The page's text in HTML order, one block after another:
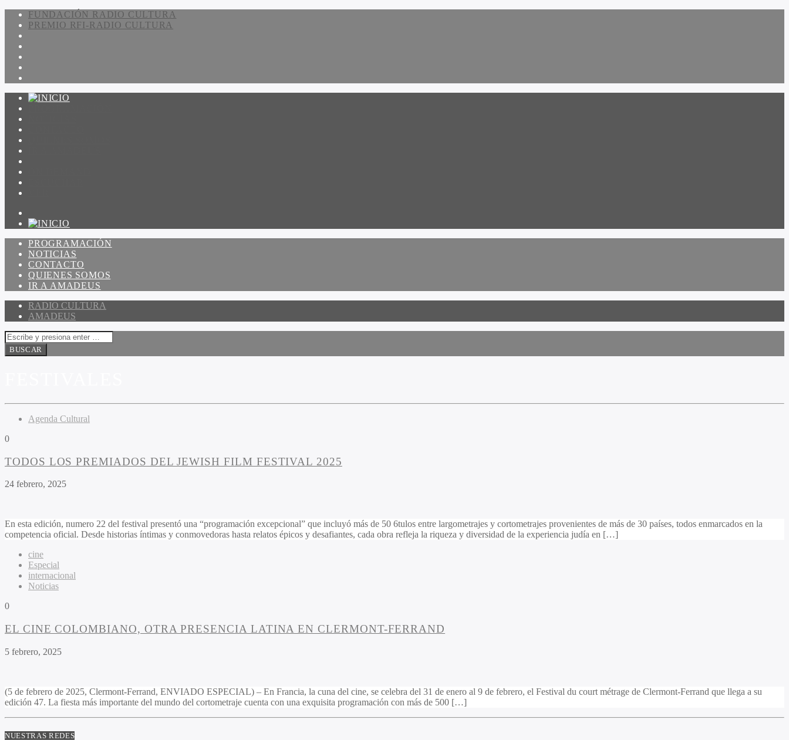
FUNDACIÓN RADIO CULTURA
PREMIO RFI-RADIO CULTURA
PROGRAMACIÓN
NOTICIAS
CONTACTO
QUIENES SOMOS
IR A AMADEUS
RADIO CULTURA
AMADEUS
Agenda Cultural
0
TODOS LOS PREMIADOS DEL JEWISH FILM FESTIVAL 2025
24 febrero, 2025
En esta edición, numero 22 del festival presentó una “programación excepcional” que incluyó más de 50 6tulos entre largometrajes y cortometrajes provenientes de más de 30 países, todos enmarcados en la
competencia oficial. Desde historias íntimas y conmovedoras hasta relatos épicos y desafiantes, cada obra refleja la riqueza y diversidad de la experiencia judía en […]
cine
Especial
internacional
Noticias
0
EL CINE COLOMBIANO, OTRA PRESENCIA LATINA EN CLERMONT-FERRAND
5 febrero, 2025
(5 de febrero de 2025, Clermont-Ferrand, ENVIADO ESPECIAL) – En Francia, la cuna del cine, se celebra del 31 de enero al 9 de febrero, el Festival du court métrage de Clermont-Ferrand que llega a su
edición 47. La fiesta más importante del mundo del cortometraje cuenta con una exquisita programación con más de 500 […]
NUESTRAS REDES